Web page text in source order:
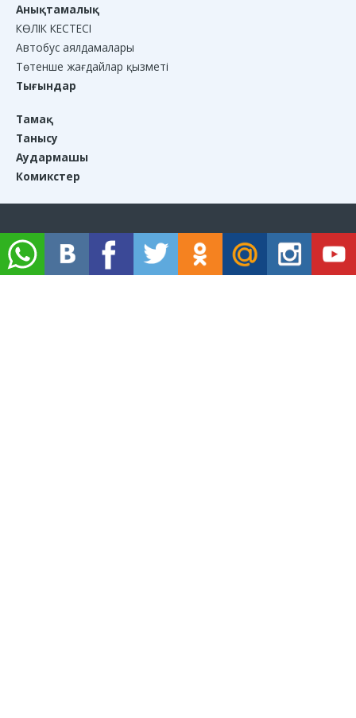
Анықтамалық
КӨЛІК КЕСТЕСІ
Автобус аялдамалары
Төтенше жағдайлар қызметі
Тығындар
Тамақ
Танысу
Аудармашы
Комикстер